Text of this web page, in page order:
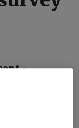
-
according